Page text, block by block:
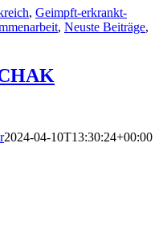
, Geimpft-erkrankt-
, Neuste Beiträge,
2024-04-10T13:30:24+00:00